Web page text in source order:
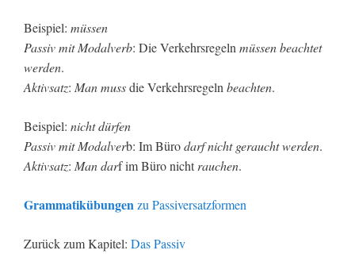
Beispiel: müssen
Passiv mit Modalverb: Die Verkehrsregeln müssen beachtet
werden.
Aktivsatz: Man mussdie Verkehrsregeln beachten.
Beispiel: nicht dürfen
Passiv mit Modalverb: Im Bürodarf nicht geraucht werden.
Aktivsatz: Man darf im Büro nicht rauchen.
Grammatikübungenzu Passiversatzformen
Zurück zum Kapitel: Das Passiv